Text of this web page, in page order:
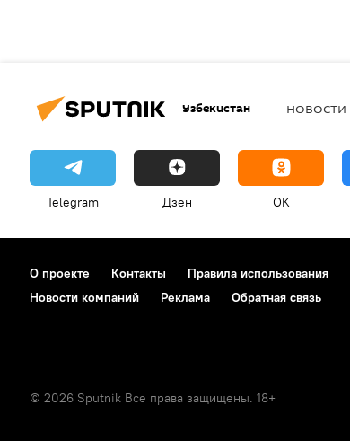
Узбекистан НОВОСТИ
Telegram Дзен OK
О проекте Контакты Правила использования
Новости компаний
Реклама Обратная связь
© 2026 Sputnik Все права защищены. 18+